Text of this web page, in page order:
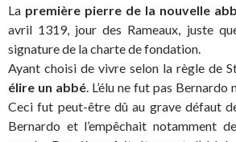
La première pierre de la nouvelle
avril 1319, jour des Rameaux, juste
signature de la charte de fondation.
Ayant choisi de vivre selon la règle de
élire un abbé. L’élu ne fut pas
Ceci fut peut-être dû au grave défaut
Bernardo et l’empêchait notamment